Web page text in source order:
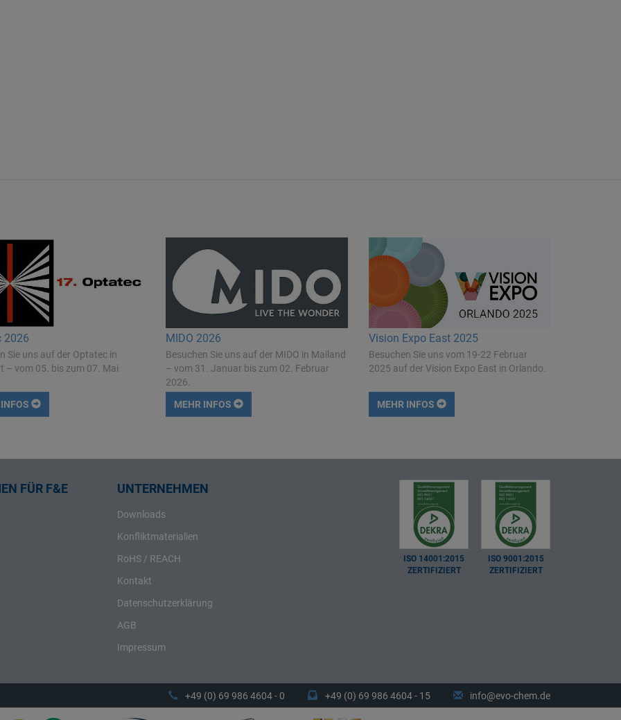
2026
Sie uns auf der Optatec in
– vom 05. bis zum 07. Mai
MIDO 2026
Besuchen Sie uns auf der MIDO in Mailand
– vom 31. Januar bis zum 02. Februar
2026.
MEHR INFOS
Vision Expo East 2025
Besuchen Sie uns vom 19-22 Februar
2025 auf der Vision Expo East in Orlando.
MEHR INFOS
FÜR F&E UNTERNEHMEN
Downloads
Konfliktmaterialien
RoHS / REACH
Kontakt
Datenschutzerklärung
AGB
Impressum
ISO 14001:2015
ZERTIFIZIERT
ISO 9001:2015
ZERTIFIZIERT
+49 (0) 69 986 4604 - 0 +49 (0) 69 986 4604 - 15 info@evo-chem.de